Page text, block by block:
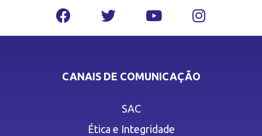
CANAIS DE COMUNICAÇÃO
SAC
Ética e Integridade